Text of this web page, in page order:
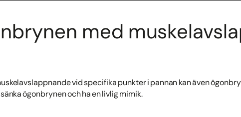
med
vid specifika punkter i pannan kan även
ögonbrynen och ha en livlig mimik.